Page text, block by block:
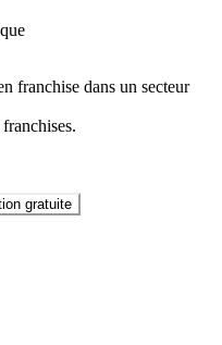
franchise dans un secteur
gratuite